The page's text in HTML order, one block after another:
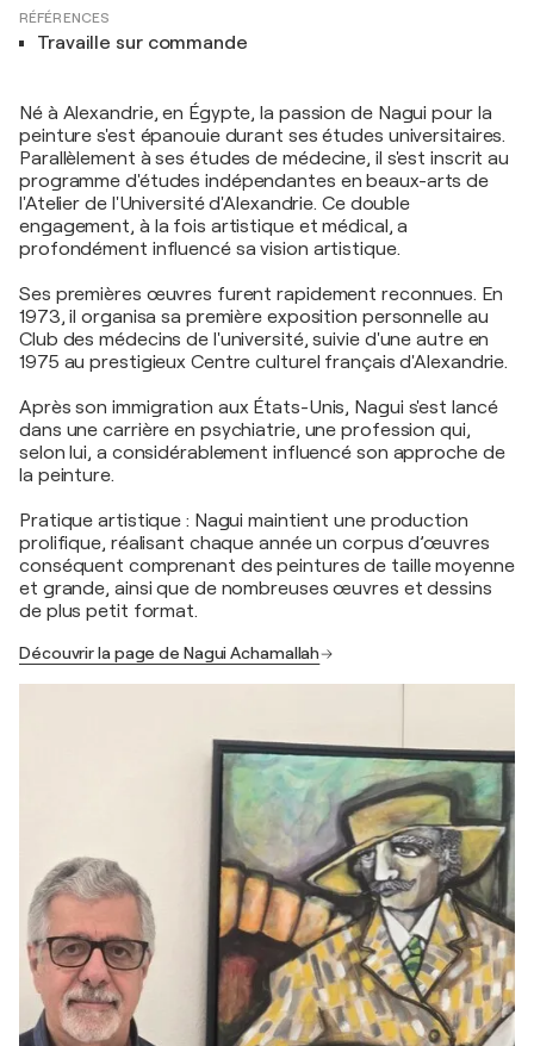
RÉFÉRENCES
Travaille sur commande
Né à Alexandrie, en Égypte, la passion de Nagui pour la
peinture s'est épanouie durant ses études universitaires.
Parallèlement à ses études de médecine, il s'est inscrit au
programme d'études indépendantes en beaux-arts de
l'Atelier de l'Université d'Alexandrie. Ce double
engagement, à la fois artistique et médical, a
profondément influencé sa vision artistique.
Ses premières œuvres furent rapidement reconnues. En
1973, il organisa sa première exposition personnelle au
Club des médecins de l'université, suivie d'une autre en
1975 au prestigieux Centre culturel français d'Alexandrie.
Après son immigration aux États-Unis, Nagui s'est lancé
dans une carrière en psychiatrie, une profession qui,
selon lui, a considérablement influencé son approche de
la peinture.
Pratique artistique : Nagui maintient une production
prolifique, réalisant chaque année un corpus d’œuvres
conséquent comprenant des peintures de taille moyenne
et grande, ainsi que de nombreuses œuvres et dessins
de plus petit format.
Découvrir la page de Nagui Achamallah